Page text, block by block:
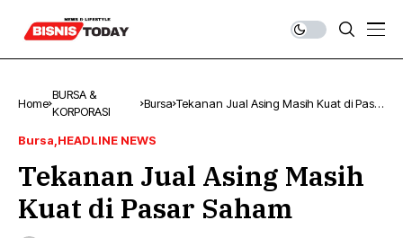
Home
BURSA &
KORPORASI
Bursa Tekanan Jual Asing Masih Kuat di Pasar
Bursa HEADLINE NEWS
Tekanan Jual Asing Masih
Kuat di Pasar Saham